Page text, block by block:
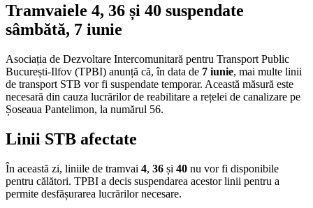
Tramvaiele 4, 36 și 40 suspendate
sâmbătă, 7 iunie
Asociația de Dezvoltare Intercomunitară pentru Transport Public
București-Ilfov (TPBI) anunță că, în data de 7 iunie, mai multe linii
de transport STB vor fi suspendate temporar. Această măsură este
necesară din cauza lucrărilor de reabilitare a rețelei de canalizare pe
Șoseaua Pantelimon, la numărul 56.
Linii STB afectate
În această zi, liniile de tramvai 4, 36 și 40 nu vor fi disponibile
pentru călători. TPBI a decis suspendarea acestor linii pentru a
permite desfășurarea lucrărilor necesare.